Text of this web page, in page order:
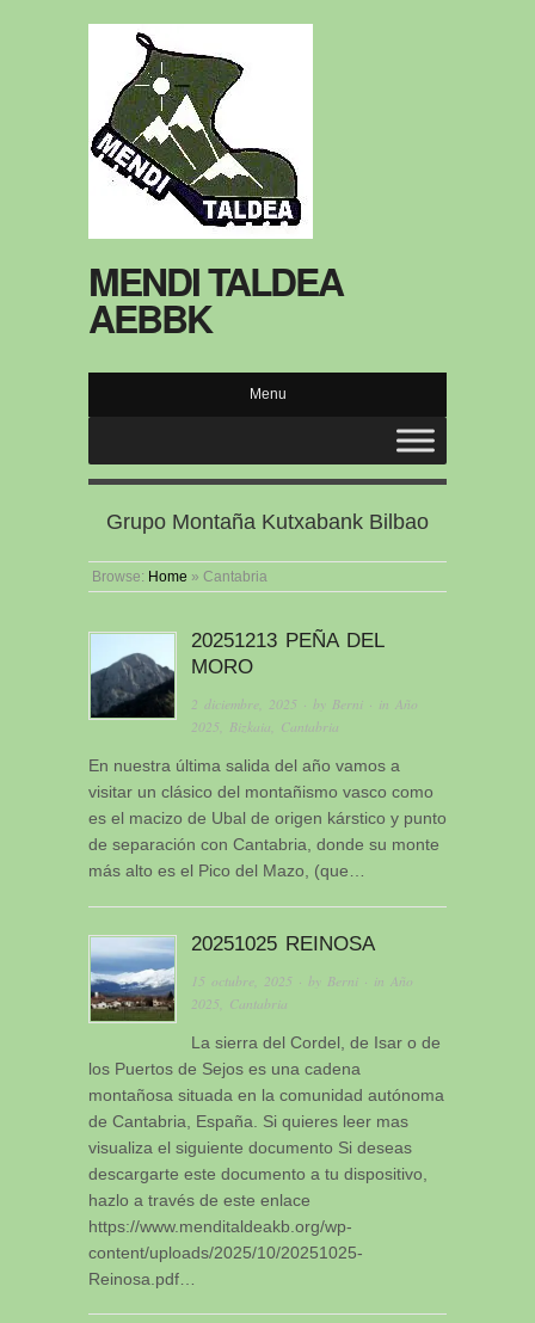
MENDI TALDEA
AEBBK
Menu
Grupo Montaña Kutxabank Bilbao
Browse: Home » Cantabria
20251213 PEÑA DEL
MORO
2 diciembre, 2025 · byBerni · inAño
2025,Bizkaia, Cantabria
En nuestra última salida del año vamos a
visitar un clásico del montañismo vasco como
es el macizo de Ubal de origen kárstico y punto
de separación con Cantabria, donde su monte
más alto es el Pico del Mazo, (que…
20251025 REINOSA
15 octubre, 2025 · by Berni · in Año
2025
Cantabria
La sierra del Cordel, de Isar o de
los Puertos de Sejos es una cadena
montañosa situada en la comunidad autónoma
de Cantabria, España. Si quieres leer mas
visualiza el siguiente documento Si deseas
descargarte este documento a tu dispositivo,
hazlo a través de este enlace
https://www.menditaldeakb.org/wp-
content/uploads/2025/10/20251025-
Reinosa.pdf…